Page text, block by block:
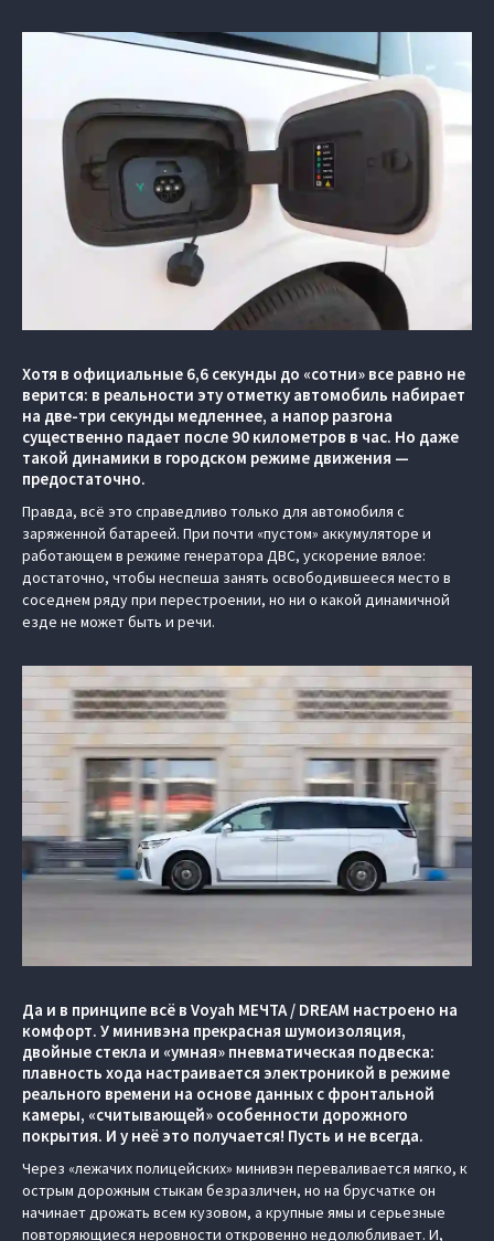
Хотя в официальные 6,6 секунды до «сотни» все равно не
верится: в реальности эту отметку автомобиль набирает
на две-три секунды медленнее, а напор разгона
существенно падает после 90 километров в час. Но даже
такой динамики в городском режиме движения —
предостаточно.
Правда, всё это справедливо только для автомобиля с
заряженной батареей. При почти «пустом» аккумуляторе и
работающем в режиме генератора ДВС, ускорение вялое:
достаточно, чтобы неспеша занять освободившееся место в
соседнем ряду при перестроении, но ни о какой динамичной
езде не может быть и речи.
Да и в принципе всё в Voyah МЕЧТА / DREAM настроено на
комфорт. У минивэна прекрасная шумоизоляция,
двойные стекла и «умная» пневматическая подвеска:
плавность хода настраивается электроникой в режиме
реального времени на основе данных с фронтальной
камеры, «считывающей» особенности дорожного
покрытия. И у неё это получается! Пусть и не всегда.
Через «лежачих полицейских» минивэн переваливается мягко, к
острым дорожным стыкам безразличен, но на брусчатке он
начинает дрожать всем кузовом, а крупные ямы и серьезные
повторяющиеся неровности откровенно недолюбливает. И,